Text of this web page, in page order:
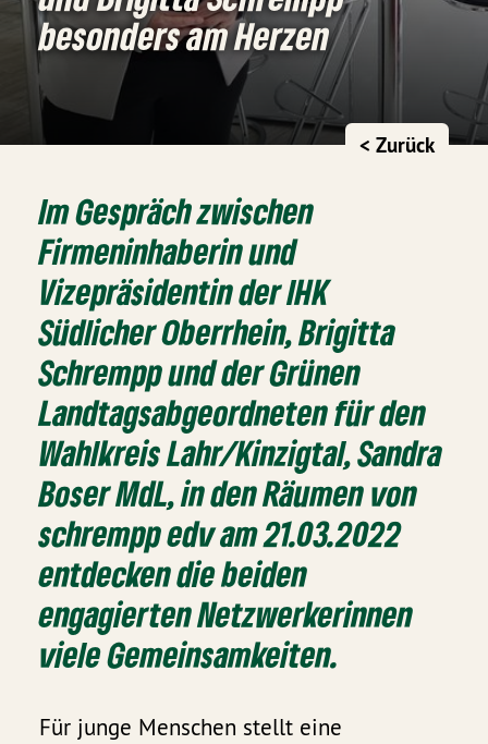
besonders am Herzen
< Zurück
Im Gespräch zwischen
Firmeninhaberin und
Vizepräsidentin der IHK
Südlicher Oberrhein, Brigitta
Schrempp und der Grünen
Landtagsabgeordneten für den
Wahlkreis Lahr/Kinzigtal, Sandra
Boser MdL, in den Räumen von
schrempp edv am 21.03.2022
entdecken die beiden
engagierten Netzwerkerinnen
viele Gemeinsamkeiten.
Für junge Menschen stellt eine